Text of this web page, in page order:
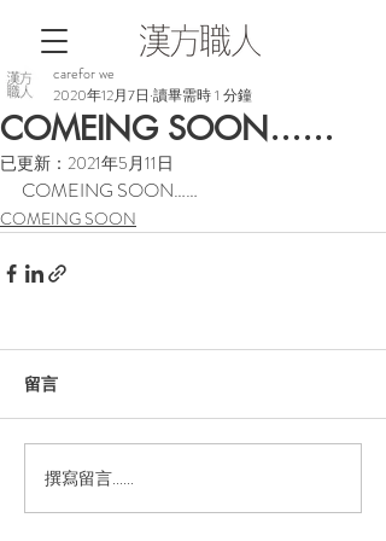
COMEING SOON……
carefor we
2020年12月7日 讀畢需時 1 分鐘
已更新： 2021年5月11日
COMEING SOON……
COMEING SOON
留言
撰寫留言......